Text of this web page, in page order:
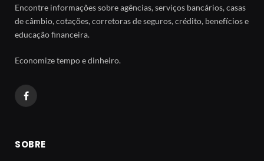
Encontre informações sobre agências, serviços bancários, casas
de câmbio, cotações, corretoras de seguros, crédito, benefícios e
educação financeira.
Economize tempo e dinheiro.
Facebook
SOBRE